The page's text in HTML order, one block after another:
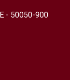
- 50050-900